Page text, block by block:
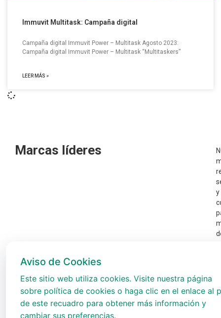
Immuvit Multitask: Campaña digital
Campaña digital Immuvit Power – Multitask Agosto 2023:
Campaña digital Immuvit Power – Multitask “Multitaskers”
LEER MÁS »
Marcas líderes
y
Aviso de Cookies
Este sitio web utiliza cookies. Visite nuestra página
sobre política de cookies o haga clic en el enlace al
de este recuadro para obtener más información y
cambiar sus preferencias.